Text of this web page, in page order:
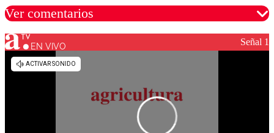
Ver comentarios
Los comentarios son moderados para garantizar un
EN VIVO Señal 1